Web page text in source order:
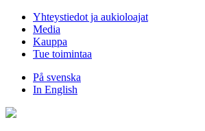
Hyppää
sisältöön
Yhteystiedot ja aukioloajat
Media
Kauppa
Tue toimintaa
På svenska
In English